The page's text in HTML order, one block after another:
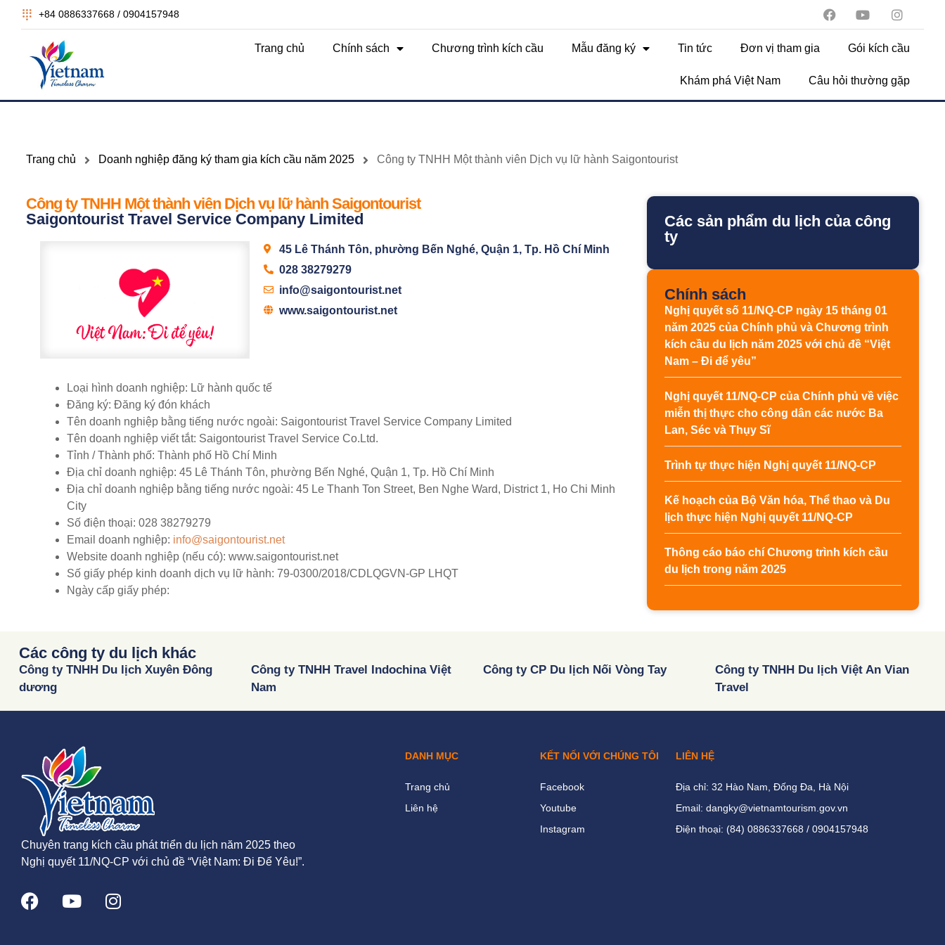
+84 0886337668 / 0904157948
Trang chủ Chính sách Chương trình kích cầu Mẫu đăng ký Tin tức Đơn vị tham gia Gói kích cầu
Khám phá Việt Nam Câu hỏi thường gặp
Trang chủ Doanh nghiệp đăng ký tham gia kích cầu năm 2025 Công ty TNHH Một thành viên Dịch vụ lữ hành Saigontourist
Công ty TNHH Một thành viên Dịch vụ lữ hành Saigontourist
Saigontourist Travel Service Company Limited
45 Lê Thánh Tôn, phường Bến Nghé, Quận 1, Tp. Hồ Chí Minh
028 38279279
info@saigontourist.net
www.saigontourist.net
Loại hình doanh nghiệp: Lữ hành quốc tế
Đăng ký: Đăng ký đón khách
Tên doanh nghiệp bằng tiếng nước ngoài: Saigontourist Travel Service Company Limited
Tên doanh nghiệp viết tắt: Saigontourist Travel Service Co.Ltd.
Tỉnh / Thành phố: Thành phố Hồ Chí Minh
Địa chỉ doanh nghiệp: 45 Lê Thánh Tôn, phường Bến Nghé, Quận 1, Tp. Hồ Chí Minh
Địa chỉ doanh nghiệp bằng tiếng nước ngoài: 45 Le Thanh Ton Street, Ben Nghe Ward, District 1, Ho Chi Minh
City
Số điện thoại: 028 38279279
Email doanh nghiệp: info@saigontourist.net
Website doanh nghiệp (nếu có): www.saigontourist.net
Số giấy phép kinh doanh dịch vụ lữ hành: 79-0300/2018/CDLQGVN-GP LHQT
Ngày cấp giấy phép:
Các sản phẩm du lịch của công
ty
Chính sách
Nghị quyết số 11/NQ-CP ngày 15 tháng 01
năm 2025 của Chính phủ và Chương trình
kích cầu du lịch năm 2025 với chủ đề “Việt
Nam – Đi để yêu”
Nghị quyết 11/NQ-CP của Chính phủ về việc
miễn thị thực cho công dân các nước Ba
Lan, Séc và Thụy Sĩ
Trình tự thực hiện Nghị quyết 11/NQ-CP
Kế hoạch của Bộ Văn hóa, Thể thao và Du
lịch thực hiện Nghị quyết 11/NQ-CP
Thông cáo báo chí Chương trình kích cầu
du lịch trong năm 2025
Các công ty du lịch khác
Công ty TNHH Du lịch Xuyên Đông
dương
Công ty TNHH Travel Indochina Việt
Nam
Công ty CP Du lịch Nối Vòng Tay
Công ty TNHH Du lịch Việt An Vian
Travel
Chuyên trang kích cầu phát triển du lịch năm 2025 theo
Nghị quyết 11/NQ-CP với chủ đề “Việt Nam: Đi Để Yêu!”.
DANH MỤC
Trang chủ
Liên hệ
KẾT NỐI VỚI CHÚNG TÔI
Facebook
Youtube
Instagram
LIÊN HỆ
Địa chỉ: 32 Hào Nam, Đống Đa, Hà Nội
Email: dangky@vietnamtourism.gov.vn
Điện thoại: (84) 0886337668 / 0904157948